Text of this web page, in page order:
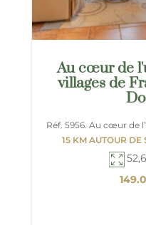
Au cœur de
villages de
Réf. 5956. Au cœur de
15 KM AUTOUR DE